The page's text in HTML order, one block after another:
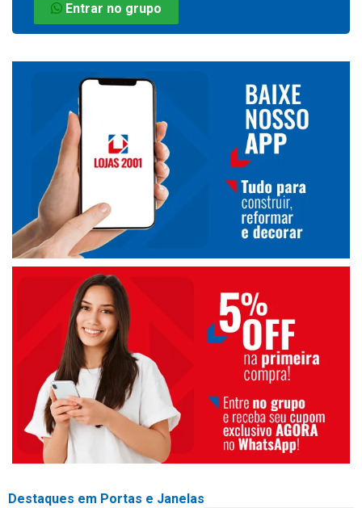
Entrar no grupo
Destaques em Portas e Janelas